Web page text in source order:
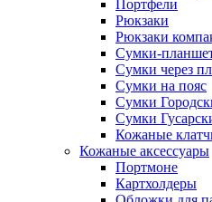
Портфели
Рюкзаки
Рюкзаки
Сумки-
Сумки через
Сумки на пояс
Сумки
Сумки
Кожаные
Кожаные аксессуары
Портмоне
Картхолдеры